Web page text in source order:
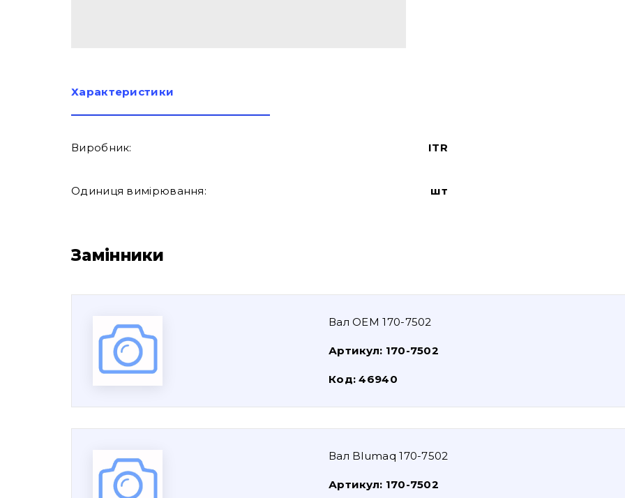
Характеристики
Виробник: ITR
Одиниця вимірювання: шт
Замінники
Вал OEM 170-7502
Артикул: 170-7502
Код:46940
Вал Blumaq 170-7502
Артикул: 170-7502